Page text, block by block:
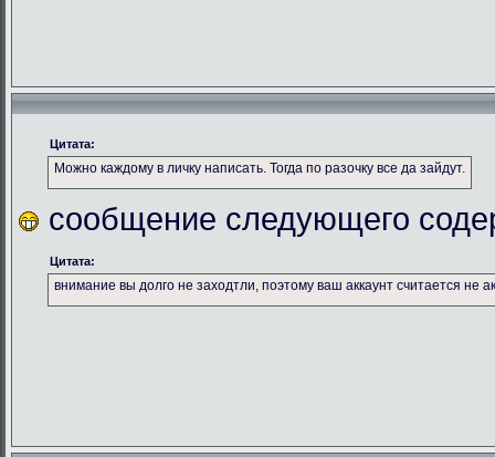
Цитата:
Можно каждому в личку написать. Тогда по разочку все да зайдут.
сообщение следующего
Цитата:
внимание вы долго не заходтли, поэтому ваш аккаунт считается не